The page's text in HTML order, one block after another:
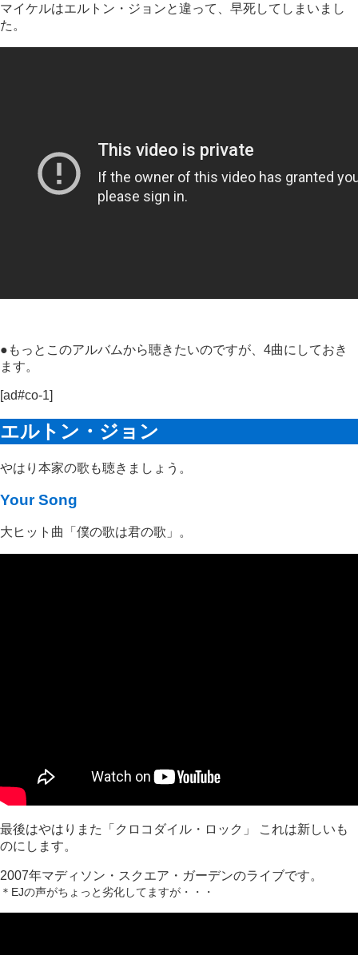
マイケルはエルトン・ジョンと違って、早死してしまいまし
た。
●もっとこのアルバムから聴きたいのですが、4曲にしておき
ます。
[ad#co-1]
エルトン・ジョン
やはり本家の歌も聴きましょう。
Your Song
大ヒット曲「僕の歌は君の歌」。
最後はやはりまた「クロコダイル・ロック」 これは新しいも
のにします。
2007年マディソン・スクエア・ガーデンのライブです。
＊EJの声がちょっと劣化してますが・・・